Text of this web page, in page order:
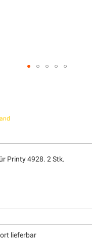
Printy 4928. 2 Stk.
lieferbar